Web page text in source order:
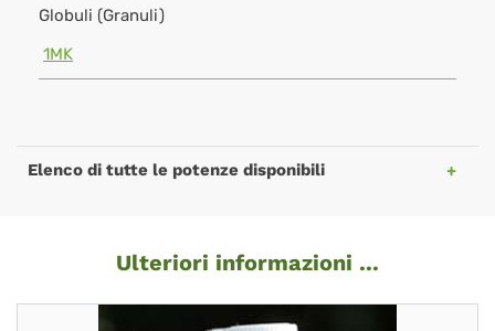
Globuli (Granuli)
1MK
Elenco di tutte le potenze disponibili
Ulteriori informazioni ...